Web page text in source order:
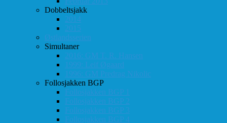
Dobbeltsjakk
2014
2015
Østlandsserien
Simultaner
2016: GM T. R. Hansen
1999: Leif Øgaard
1996: GM Predrag Nikolic
Follosjakken BGP
Follosjakken BGP 1
Follosjakken BGP 2
Follosjakken BGP 3
Follosjakken BGP 4